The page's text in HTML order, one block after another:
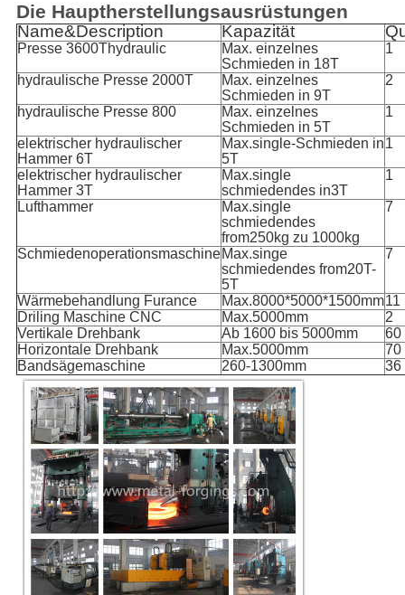
Die Hauptherstellungsausrüstungen
Name&Description Kapazität
Presse 3600Thydraulic
Max. einzelnes
Schmieden in 18T
1
hydraulische Presse 2000T
Max. einzelnes
Schmieden in 9T
2
hydraulische Presse 800
Max. einzelnes
Schmieden in 5T
1
elektrischer hydraulischer
Hammer 6T
Max.single-Schmieden in
5T
1
elektrischer hydraulischer
Hammer 3T
Max.single
schmiedendes in3T
1
Lufthammer
Max.single
schmiedendes
from250kg zu 1000kg
7
SchmiedenoperationsmaschineMax.singe
schmiedendes from20T-
5T
7
Wärmebehandlung Furance Max.8000*5000*1500mm11
Driling Maschine CNC
Max.5000mm
2
Vertikale Drehbank
Ab 1600 bis 5000mm
60
Horizontale Drehbank
Max.5000mm
70
Bandsägemaschine
260-1300mm 36